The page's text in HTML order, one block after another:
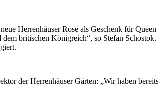
Herrenhäuser Rose als Geschenk für
britischen Königreich“, so Stefan
der Herrenhäuser Gärten: „Wir haben